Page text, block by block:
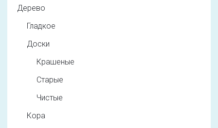
Дерево
Гладкое
Доски
Крашеные
Старые
Чистые
Кора